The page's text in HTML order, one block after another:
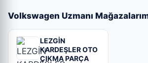
Volkswagen Uzmanı
LEZGİN
KARDEŞLER OTO
ÇIKMA PARÇA